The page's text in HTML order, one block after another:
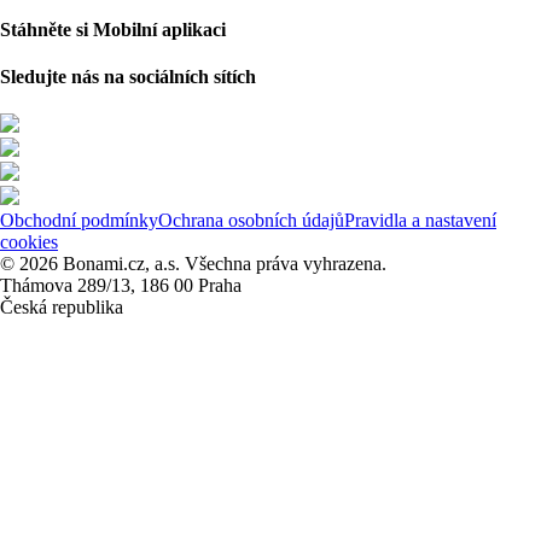
Stáhněte si Mobilní aplikaci
Sledujte nás na sociálních sítích
Obchodní podmínkyOchrana osobních údajůPravidla a nastavení
cookies
© 2026 Bonami.cz, a.s. Všechna práva vyhrazena.
Thámova 289/13, 186 00 Praha
Česká republika